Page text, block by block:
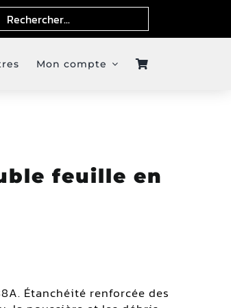
Mon compte
feuille en
Étanchéité renforcée des